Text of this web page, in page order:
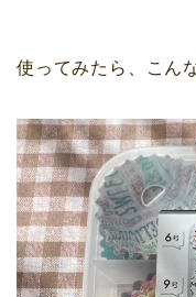
使ってみたら、こん